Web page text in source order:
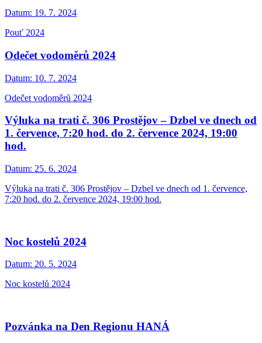
Datum: 19. 7. 2024
Pouť 2024
Odečet vodoměrů 2024
Datum: 10. 7. 2024
Odečet vodoměrů 2024
Výluka na trati č. 306 Prostějov – Dzbel ve dnech od
1. července, 7:20 hod. do 2. července 2024, 19:00
hod.
Datum: 25. 6. 2024
Výluka na trati č. 306 Prostějov – Dzbel ve dnech od 1. července,
7:20 hod. do 2. července 2024, 19:00 hod.
Noc kostelů 2024
Datum: 20. 5. 2024
Noc kostelů 2024
Pozvánka na Den Regionu HANÁ